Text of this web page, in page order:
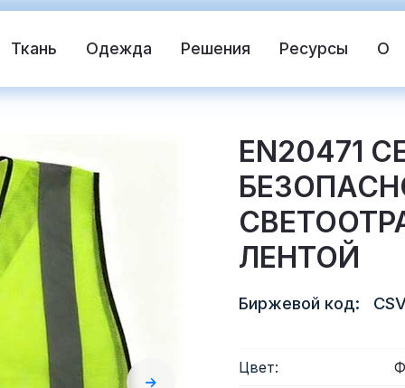
Ткань Одежда Решения Ресурсы О
ткань Спасательный жилет
материал Светоотражающий
EN20471
ЛЕНТОЙ
Биржевой код:
Цвет: